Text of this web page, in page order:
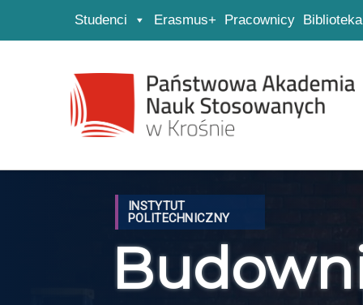
Strona główna
Przejdź do wyszukiwarki
Przejdź do menu głównego
Studenci Erasmus+ Pracownicy Biblioteka
INSTYTUT
POLITECHNICZNY